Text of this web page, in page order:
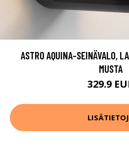
ASTRO AQUINA-SEINÄVALO,
MUSTA
329.9